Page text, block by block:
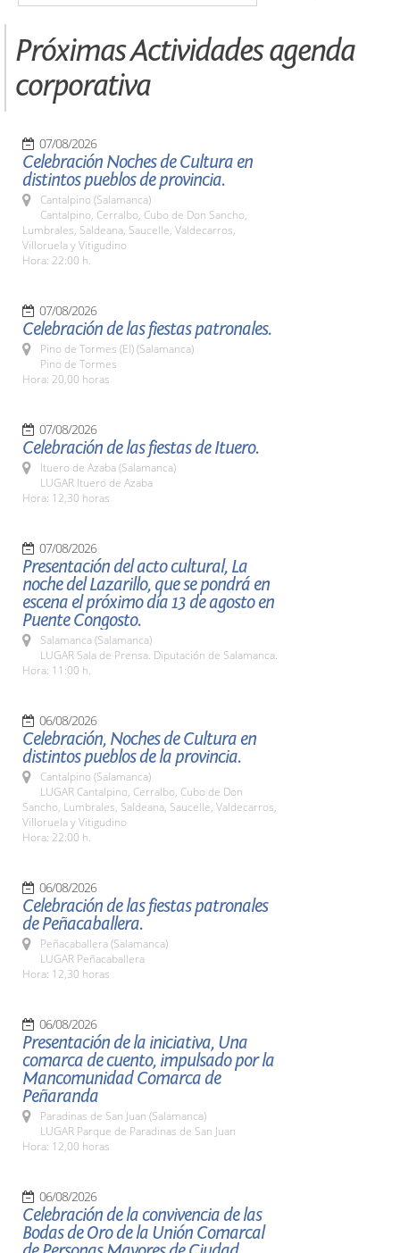
Próximas Actividades agenda
corporativa
07/08/2026
Celebración Noches de Cultura en
distintos pueblos de provincia.
Cantalpino (Salamanca)
Cantalpino, Cerralbo, Cubo de Don Sancho,
Lumbrales, Saldeana, Saucelle, Valdecarros,
Villoruela y Vitigudino
Hora: 22:00 h.
07/08/2026
Celebración de las fiestas patronales.
Pino de Tormes (El) (Salamanca)
Pino de Tormes
Hora: 20,00 horas
07/08/2026
Celebración de las fiestas de Ituero.
Ituero de Azaba (Salamanca)
LUGAR Ituero de Azaba
Hora: 12,30 horas
07/08/2026
Presentación del acto cultural, La
noche del Lazarillo, que se pondrá en
escena el próximo día 13 de agosto en
Puente Congosto.
Salamanca (Salamanca)
LUGAR Sala de Prensa. Diputación de Salamanca.
Hora: 11:00 h.
06/08/2026
Celebración, Noches de Cultura en
distintos pueblos de la provincia.
Cantalpino (Salamanca)
LUGAR Cantalpino, Cerralbo, Cubo de Don
Sancho, Lumbrales, Saldeana, Saucelle, Valdecarros,
Villoruela y Vitigudino
Hora: 22:00 h.
06/08/2026
Celebración de las fiestas patronales
de Peñacaballera.
Peñacaballera (Salamanca)
LUGAR Peñacaballera
Hora: 12,30 horas
06/08/2026
Presentación de la iniciativa, Una
comarca de cuento, impulsado por la
Mancomunidad Comarca de
Peñaranda
Paradinas de San Juan (Salamanca)
LUGAR Parque de Paradinas de San Juan
Hora: 12,00 horas
06/08/2026
Celebración de la convivencia de las
Bodas de Oro de la Unión Comarcal